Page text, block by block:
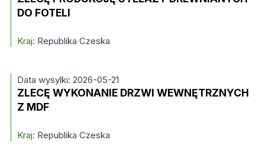
DO FOTELI
Kraj: Republika Czeska
Data wysylki: 2026-05-21
ZLECĘ WYKONANIE DRZWI WEWNĘTRZNYCH
Z MDF
Kraj: Republika Czeska